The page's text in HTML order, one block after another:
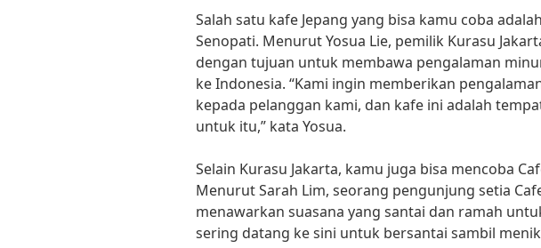
Salah satu kafe Jepang yang bisa kamu coba
Senopati. Menurut Yosua Lie, pemilik Kurasu
dengan tujuan untuk membawa pengalaman
ke Indonesia. “Kami ingin memberikan
kepada pelanggan kami, dan kafe ini adalah
untuk itu,” kata Yosua.
Selain Kurasu Jakarta, kamu juga bisa mencoba
Menurut Sarah Lim, seorang pengunjung setia
menawarkan suasana yang santai dan ramah
sering datang ke sini untuk bersantai sambil